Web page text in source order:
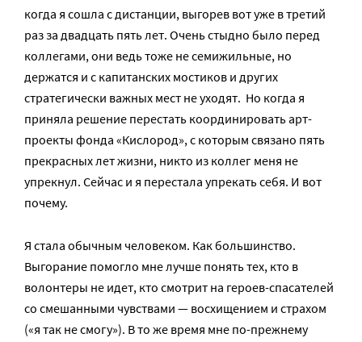
когда я сошла с дистанции, выгорев вот уже в третий
раз за двадцать пять лет. Очень стыдно было перед
коллегами, они ведь тоже не семижильные, но
держатся и с капитанских мостиков и других
стратегически важных мест не уходят. Но когда я
приняла решение перестать координировать арт-
проекты фонда «Кислород», с которым связано пять
прекрасных лет жизни, никто из коллег меня не
упрекнул. Сейчас и я перестала упрекать себя. И вот
почему.
Я стала обычным человеком. Как большинство.
Выгорание помогло мне лучше понять тех, кто в
волонтеры не идет, кто смотрит на героев-спасателей
со смешанными чувствами — восхищением и страхом
(«я так не смогу»). В то же время мне по-прежнему